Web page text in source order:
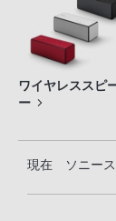
ワイヤレススピ
ー
現在 ソニース